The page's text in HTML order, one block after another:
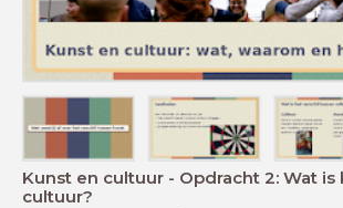
Kunst en cultuur - Opdracht 2: Wat is
cultuur?